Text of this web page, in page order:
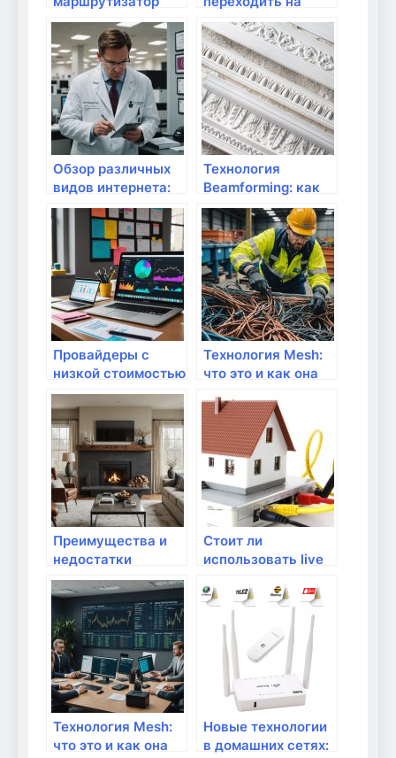
для Smart TV?
новое поколение?
Обзор различных
видов интернета:
что подходит
лучше?
Технология
Beamforming: как
она работает?
Провайдеры с
низкой стоимостью
услуги: стоит ли
доверять?
Технология Mesh:
что это и как она
Преимущества и
недостатки
комбинированных
маршрутизаторов
Стоит ли
использовать live
обзор
Технология Mesh:
что это и как она
Новые технологии
в домашних сетях: